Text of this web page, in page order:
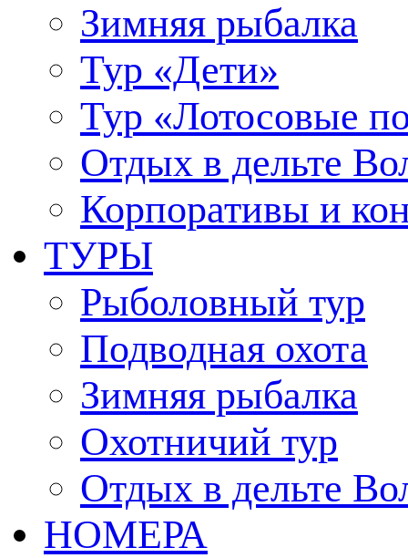
Зимняя рыбалка
Тур «Дети»
Тур «Лотосовые
Отдых в дельте
Корпоративы и
ТУРЫ
Рыболовный тур
Подводная охота
Зимняя рыбалка
Охотничий тур
Отдых в дельте
НОМЕРА